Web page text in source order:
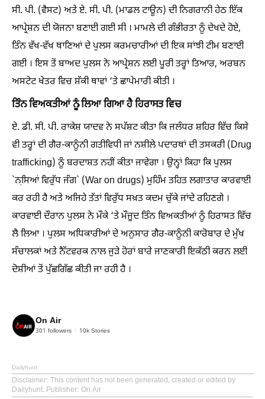
ਸੀ. ਪੀ. (ਵੈਸਟ) ਅਤੇ ਏ. ਸੀ. ਪੀ. (ਮਾਡਲ ਟਾਊਨ) ਦੀ ਨਿਗਰਾਨੀ ਹੇਠ ਇੱਕ
ਆਪ੍ਰੇਸ਼ਨ ਦੀ ਯੋਜਨਾ ਬਣਾਈ ਗਈ ਸੀ । ਮਾਮਲੇ ਦੀ ਗੰਭੀਰਤਾ ਨੂੰ ਦੇਖਦੇ ਹੋਏ,
ਤਿੰਨ ਵੱਖ-ਵੱਖ ਥਾਣਿਆਂ ਦੇ ਪੁਲਸ ਕਰਮਚਾਰੀਆਂ ਦੀ ਇਕ ਸਾਂਝੀ ਟੀਮ ਬਣਾਈ
ਗਈ । ਇਸ ਤੋਂ ਬਾਅਦ ਪੁਲਸ ਨੇ ਆਪ੍ਰੇਸ਼ਨ ਲਈ ਪੂਰੀ ਤਰ੍ਹਾਂ ਤਿਆਰ, ਅਰਬਨ
ਅਸਟੇਟ ਖੇਤਰ ਵਿਚ ਸ਼ੱਕੀ ਥਾਵਾਂ ‘ਤੇ ਛਾਪੇਮਾਰੀ ਕੀਤੀ ।
ਤਿੰਨ ਵਿਅਕਤੀਆਂ ਨੂੰ ਲਿਆ ਗਿਆ ਹੈ ਹਿਰਾਸਤ ਵਿਚ
ਏ. ਡੀ. ਸੀ. ਪੀ. ਰਾਕੇਸ਼ ਯਾਦਵ ਨੇ ਸਪੱਸ਼ਟ ਕੀਤਾ ਕਿ ਜਲੰਧਰ ਸ਼ਹਿਰ ਵਿੱਚ ਕਿਸੇ
ਵੀ ਤਰ੍ਹਾਂ ਦੀ ਗੈਰ-ਕਾਨੂੰਨੀ ਗਤੀਵਿਧੀ ਜਾਂ ਨਸ਼ੀਲੇ ਪਦਾਰਥਾਂ ਦੀ ਤਸਕਰੀ (Drug
trafficking) ਨੂੰ ਬਰਦਾਸ਼ਤ ਨਹੀਂ ਕੀਤਾ ਜਾਵੇਗਾ । ਉਨ੍ਹਾਂ ਕਿਹਾ ਕਿ ਪੁਲਸ
`ਨਸਿ਼ਆਂ ਵਿਰੁੱਧ ਜੰਗ` (War on drugs) ਮੁਹਿੰਮ ਤਹਿਤ ਲਗਾਤਾਰ ਕਾਰਵਾਈ
ਕਰ ਰਹੀ ਹੈ ਅਤੇ ਅਜਿਹੇ ਤੱਤਾਂ ਵਿਰੁੱਧ ਸਖ਼ਤ ਕਦਮ ਚੁੱਕੇ ਜਾਂਦੇ ਰਹਿਣਗੇ ।
ਕਾਰਵਾਈ ਦੌਰਾਨ ਪੁਲਸ ਨੇ ਮੌਕੇ ‘ਤੇ ਮੌਜੂਦ ਤਿੰਨ ਵਿਅਕਤੀਆਂ ਨੂੰ ਹਿਰਾਸਤ ਵਿੱਚ
ਲੈ ਲਿਆ । ਪੁਲਸ ਅਧਿਕਾਰੀਆਂ ਦੇ ਅਨੁਸਾਰ ਗੈਰ-ਕਾਨੂੰਨੀ ਕਾਰੋਬਾਰ ਦੇ ਮੁੱਖ
ਸੰਚਾਲਕਾਂ ਅਤੇ ਨੈੱਟਵਰਕ ਨਾਲ ਜੁੜੇ ਹੋਰਾਂ ਬਾਰੇ ਜਾਣਕਾਰੀ ਇਕੱਠੀ ਕਰਨ ਲਈ
ਦੋਸ਼ੀਆਂ ਤੋਂ ਪੁੱਛਗਿੱਛ ਕੀਤੀ ਜਾ ਰਹੀ ਹੈ ।
On Air
301 followers 10k Stories
Dailyhunt
Disclaimer: This content has not been generated, created or edited by
Dailyhunt. Publisher: On Air